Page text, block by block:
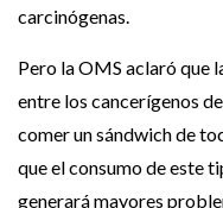
carcinógenas.
Pero la OMS aclaró que
entre los cancerígenos
comer un sándwich de
que el consumo de este
generará mayores